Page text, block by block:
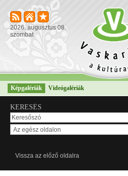
2026. augusztus 08.
szombat
Képgalériák Videógalériák
KERESÉS
Vissza az előző oldalra